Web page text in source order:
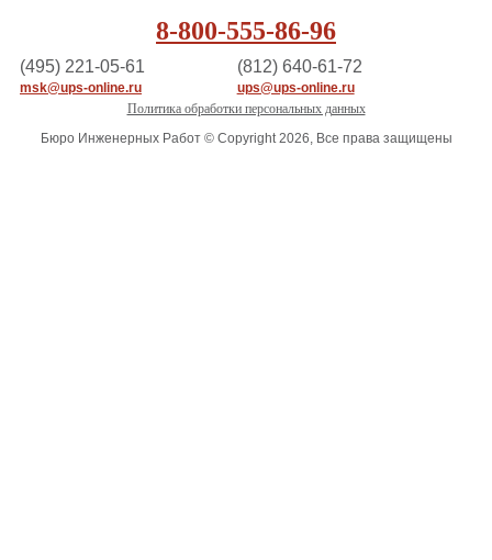
8-800-555-86-96
(495) 221-05-61
msk@ups-online.ru
(812) 640-61-72
ups@ups-online.ru
Политика обработки персональных данных
Бюро Инженерных Работ © Copyright 2026, Все права защищены